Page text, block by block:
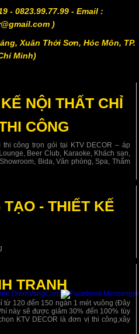
- 0823.99.77.99 - Email :
)
Xuân Thới Sơn, Hóc Môn, TP.
Minh)
NỘI THẤT CHỈ
CÔNG
thi công trọn gói tại KTV DECOR – áp
Beer Club, Karaoke, Khách sạn,
Bida, Văn phòng, Spa, Thẩm
- THIẾT KẾ
TRANH
từ 120 đến 150 ngàn 1 mét vuông (Đây
này sẽ được giảm 30% đến 100% tùy
KTV DECOR là đơn vị thi công,xây